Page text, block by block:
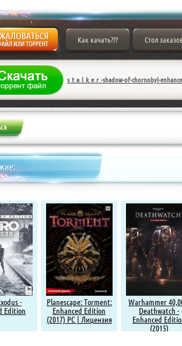
Как качать??? Стол
s_t_a_l_k_e_r_-shadow-of-chornobyl-
-
Edition
Planescape: Torment:
Enhanced Edition
(2017) PC | Лицензия
Warhammer
Deathwatch -
Enhanced
(2015)